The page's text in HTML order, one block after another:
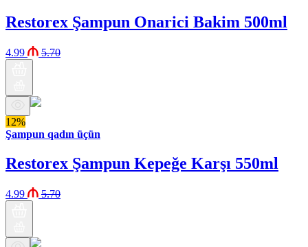
Restorex Şampun Onarici Bakim 500ml
4.99 5.70
12%
Şampun qadın üçün
Restorex Şampun Kepeğe Karşı 550ml
4.99 5.70